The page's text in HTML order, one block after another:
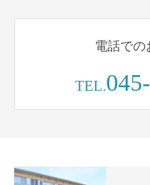
電話での
TEL.